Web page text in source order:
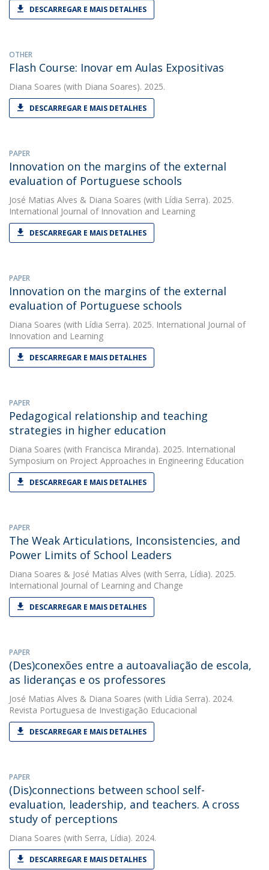
DESCARREGAR E MAIS DETALHES
OTHER
Flash Course: Inovar em Aulas Expositivas
Diana Soares (with Diana Soares). 2025.
DESCARREGAR E MAIS DETALHES
PAPER
Innovation on the margins of the external
evaluation of Portuguese schools
José Matias Alves & Diana Soares (with Lídia Serra). 2025.
International Journal of Innovation and Learning
DESCARREGAR E MAIS DETALHES
PAPER
Innovation on the margins of the external
evaluation of Portuguese schools
Diana Soares (with Lídia Serra). 2025. International Journal of
Innovation and Learning
DESCARREGAR E MAIS DETALHES
PAPER
Pedagogical relationship and teaching
strategies in higher education
Diana Soares (with Francisca Miranda). 2025. International
Symposium on Project Approaches in Engineering Education
DESCARREGAR E MAIS DETALHES
PAPER
The Weak Articulations, Inconsistencies, and
Power Limits of School Leaders
Diana Soares & José Matias Alves (with Serra, Lídia). 2025.
International Journal of Learning and Change
DESCARREGAR E MAIS DETALHES
PAPER
(Des)conexões entre a autoavaliação de escola,
as lideranças e os professores
José Matias Alves & Diana Soares (with Lídia Serra). 2024.
Revista Portuguesa de Investigação Educacional
DESCARREGAR E MAIS DETALHES
PAPER
(Dis)connections between school self-
evaluation, leadership, and teachers. A cross
study of perceptions
Diana Soares (with Serra, Lídia). 2024.
DESCARREGAR E MAIS DETALHES